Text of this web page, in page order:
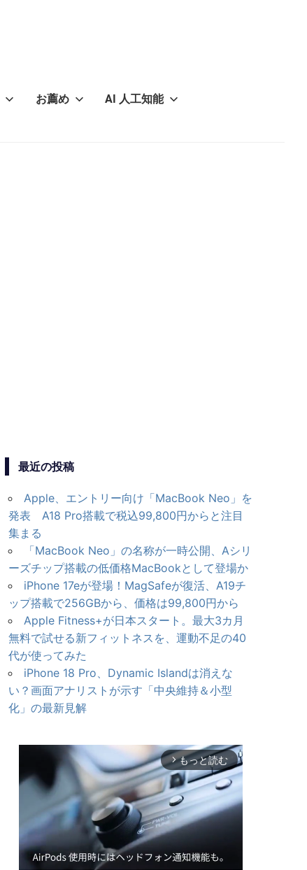
お薦め AI 人工知能
最近の投稿
Apple、エントリー向け「MacBook Neo」を
発表 A18 Pro搭載で税込99,800円からと注目
集まる
「MacBook Neo」の名称が一時公開、Aシリ
ーズチップ搭載の低価格MacBookとして登場か
iPhone 17eが登場！MagSafeが復活、A19チ
ップ搭載で256GBから、価格は99,800円から
Apple Fitness+が日本スタート。最大3カ月
無料で試せる新フィットネスを、運動不足の40
代が使ってみた
iPhone 18 Pro、Dynamic Islandは消えな
い？画面アナリストが示す「中央維持＆小型
化」の最新見解
arrow_forward_ios もっと読む